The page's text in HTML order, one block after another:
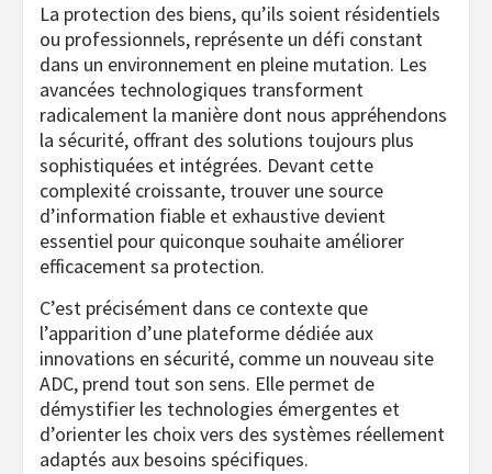
La protection des biens, qu’ils soient résidentiels
ou professionnels, représente un défi constant
dans un environnement en pleine mutation. Les
avancées technologiques transforment
radicalement la manière dont nous appréhendons
la sécurité, offrant des solutions toujours plus
sophistiquées et intégrées. Devant cette
complexité croissante, trouver une source
d’information fiable et exhaustive devient
essentiel pour quiconque souhaite améliorer
efficacement sa protection.
C’est précisément dans ce contexte que
l’apparition d’une plateforme dédiée aux
innovations en sécurité, comme un nouveau site
ADC, prend tout son sens. Elle permet de
démystifier les technologies émergentes et
d’orienter les choix vers des systèmes réellement
adaptés aux besoins spécifiques.